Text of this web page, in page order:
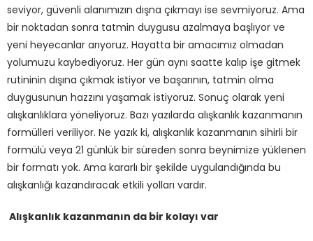
seviyor, güvenli alanımızın dışna çıkmayı ise sevmiyoruz. Ama
bir noktadan sonra tatmin duygusu azalmaya başlıyor ve
yeni heyecanlar arıyoruz. Hayatta bir amacımız olmadan
yolumuzu kaybediyoruz. Her gün aynı saatte kalıp işe gitmek
rutininin dışına çıkmak istiyor ve başarının, tatmin olma
duygusunun hazzını yaşamak istiyoruz. Sonuç olarak yeni
alışkanlıklara yöneliyoruz. Bazı yazılarda alışkanlık kazanmanın
formülleri veriliyor. Ne yazık ki, alışkanlık kazanmanın sihirli bir
formülü veya 21 günlük bir süreden sonra beynimize yüklenen
bir formatı yok. Ama kararlı bir şekilde uygulandığında bu
alışkanlığı kazandıracak etkili yolları vardır.
Alışkanlık kazanmanın da bir kolayı var